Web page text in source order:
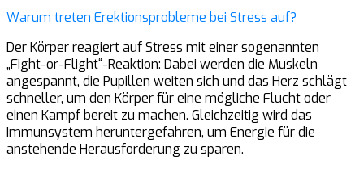
Warum treten Erektionsprobleme bei Stress auf?
Der Körper reagiert auf Stress mit einer sogenannten
„Fight-or-Flight“-Reaktion: Dabei werden die Muskeln
angespannt, die Pupillen weiten sich und das Herz schlägt
schneller, um den Körper für eine mögliche Flucht oder
einen Kampf bereit zu machen. Gleichzeitig wird das
Immunsystem heruntergefahren, um Energie für die
anstehende Herausforderung zu sparen.